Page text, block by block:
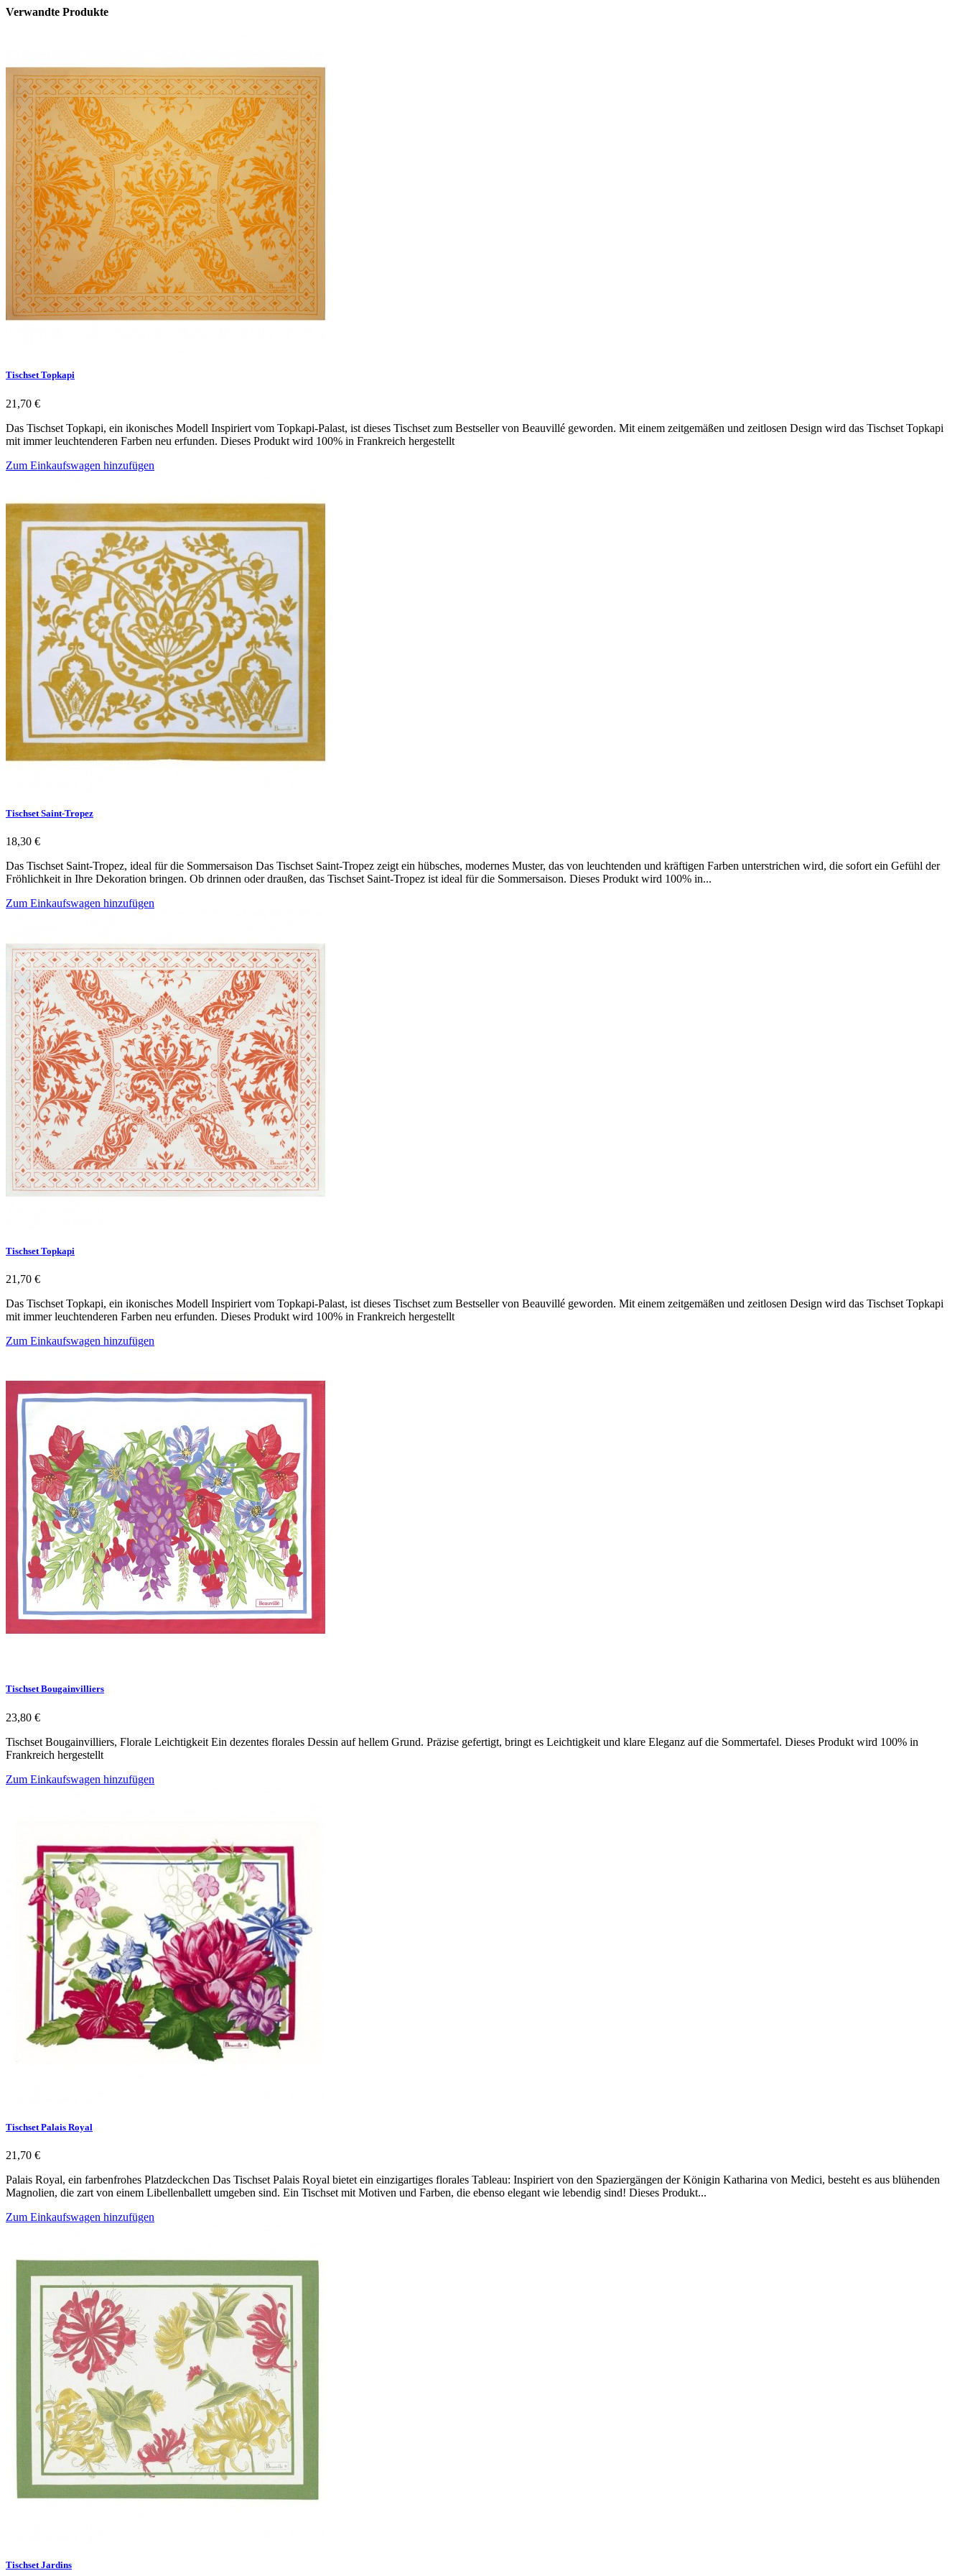
Verwandte Produkte
Tischset Topkapi
21,70 €
Das Tischset Topkapi, ein ikonisches Modell Inspiriert vom Topkapi-Palast, ist dieses Tischset zum Bestseller von Beauvillé geworden. Mit einem zeitgemäßen und zeitlosen Design wird das Tischset Topkapi
mit immer leuchtenderen Farben neu erfunden. Dieses Produkt wird 100% in Frankreich hergestellt
Zum Einkaufswagen hinzufügen
Tischset Saint-Tropez
18,30 €
Das Tischset Saint-Tropez, ideal für die Sommersaison Das Tischset Saint-Tropez zeigt ein hübsches, modernes Muster, das von leuchtenden und kräftigen Farben unterstrichen wird, die sofort ein Gefühl der
Fröhlichkeit in Ihre Dekoration bringen. Ob drinnen oder draußen, das Tischset Saint-Tropez ist ideal für die Sommersaison. Dieses Produkt wird 100% in...
Zum Einkaufswagen hinzufügen
Tischset Topkapi
21,70 €
Das Tischset Topkapi, ein ikonisches Modell Inspiriert vom Topkapi-Palast, ist dieses Tischset zum Bestseller von Beauvillé geworden. Mit einem zeitgemäßen und zeitlosen Design wird das Tischset Topkapi
mit immer leuchtenderen Farben neu erfunden. Dieses Produkt wird 100% in Frankreich hergestellt
Zum Einkaufswagen hinzufügen
Tischset Bougainvilliers
23,80 €
Tischset Bougainvilliers, Florale Leichtigkeit Ein dezentes florales Dessin auf hellem Grund. Präzise gefertigt, bringt es Leichtigkeit und klare Eleganz auf die Sommertafel. Dieses Produkt wird 100% in
Frankreich hergestellt
Zum Einkaufswagen hinzufügen
Tischset Palais Royal
21,70 €
Palais Royal, ein farbenfrohes Platzdeckchen Das Tischset Palais Royal bietet ein einzigartiges florales Tableau: Inspiriert von den Spaziergängen der Königin Katharina von Medici, besteht es aus blühenden
Magnolien, die zart von einem Libellenballett umgeben sind. Ein Tischset mit Motiven und Farben, die ebenso elegant wie lebendig sind! Dieses Produkt...
Zum Einkaufswagen hinzufügen
Tischset Jardins